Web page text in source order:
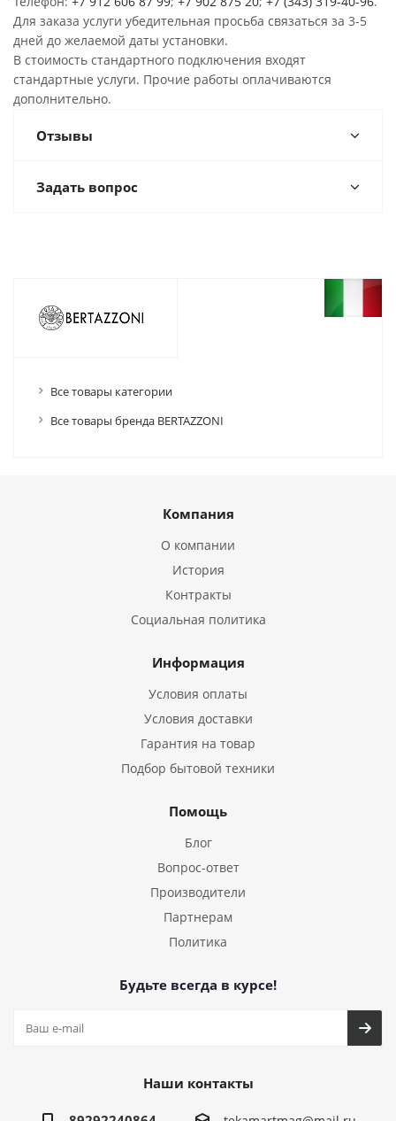
Для заказа услуги убедительная просьба связаться за 3-5
дней до желаемой даты установки.
В стоимость стандартного подключения входят
стандартные услуги. Прочие работы оплачиваются
дополнительно.
Отзывы
Задать вопрос
Все товары категории
Все товары бренда BERTAZZONI
Компания
О компании
История
Контракты
Социальная политика
Информация
Условия оплаты
Условия доставки
Гарантия на товар
Подбор бытовой техники
Помощь
Блог
Вопрос-ответ
Производители
Партнерам
Политика
Будьте всегда в курсе!
Наши контакты